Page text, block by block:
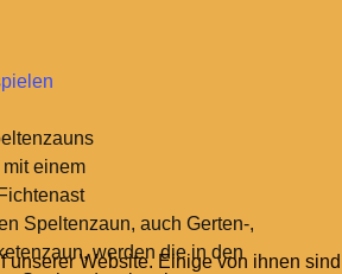
einem
Speltenzaun, auch Gerten-,
werden die in den
unserer Website. Einige von ihnen sind